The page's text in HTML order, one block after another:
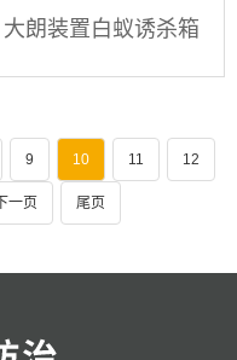
大朗装置白蚁诱杀箱
9 10 11 12
下一页 尾页